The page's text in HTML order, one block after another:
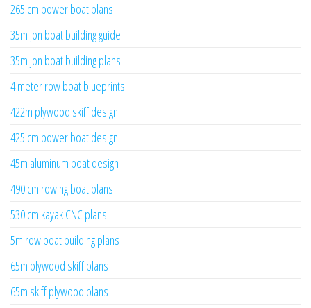
265 cm power boat plans
35m jon boat building guide
35m jon boat building plans
4 meter row boat blueprints
422m plywood skiff design
425 cm power boat design
45m aluminum boat design
490 cm rowing boat plans
530 cm kayak CNC plans
5m row boat building plans
65m plywood skiff plans
65m skiff plywood plans